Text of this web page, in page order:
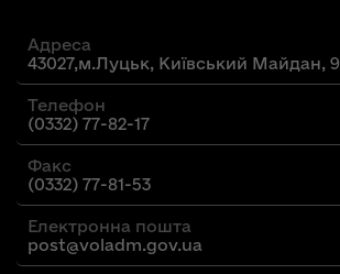
Адреса
43027,м.Луцьк, Київський Майдан, 9
Телефон
(0332) 77-82-17
Факс
(0332) 77-81-53
Електронна пошта
post@voladm.gov.ua